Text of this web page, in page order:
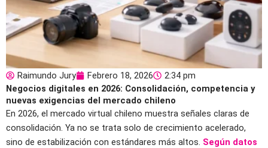
Raimundo Jury Febrero 18, 2026
2:34 pm
Negocios digitales en 2026: Consolidación, competencia y
nuevas exigencias del mercado chileno
En 2026, el mercado virtual chileno muestra señales claras de
consolidación. Ya no se trata solo de crecimiento acelerado,
sino de estabilización con estándares más altos. Según datos